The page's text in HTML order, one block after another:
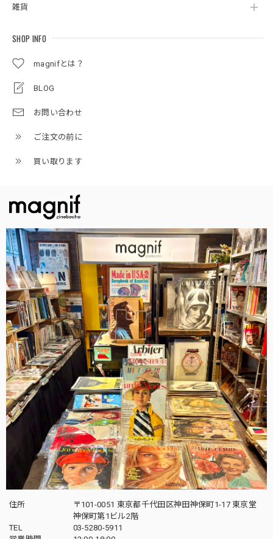
雑貨
SHOP INFO
magnifとは？
BLOG
お問い合わせ
ご注文の前に
買い取ります
住所
〒101-0051 東京都千代田区神田神保町1-17 東京堂
神保町第1ビル2階
TEL
03-5280-5911